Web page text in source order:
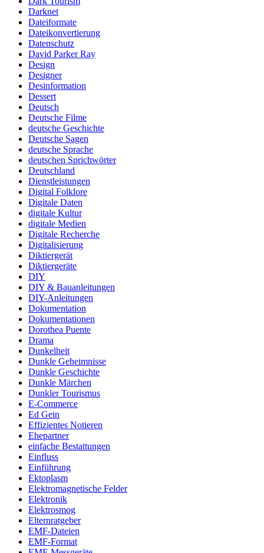
Darknet
Dateiformate
Dateikonvertierung
Datenschutz
David Parker Ray
Design
Designer
Desinformation
Dessert
Deutsch
Deutsche Filme
deutsche Geschichte
Deutsche Sagen
deutsche Sprache
deutschen Sprichwörter
Deutschland
Dienstleistungen
Digital Folklore
Digitale Daten
digitale Kultur
digitale Medien
Digitale Recherche
Digitalisierung
Diktiergerät
Diktiergeräte
DIY
DIY & Bauanleitungen
DIY-Anleitungen
Dokumentation
Dokumentationen
Dorothea Puente
Drama
Dunkelheit
Dunkle Geheimnisse
Dunkle Geschichte
Dunkle Märchen
Dunkler Tourismus
E-Commerce
Ed Gein
Effizientes Notieren
Ehepartner
einfache Bestattungen
Einfluss
Einführung
Ektoplasm
Elektromagnetische Felder
Elektronik
Elektrosmog
Elternratgeber
EMF-Dateien
EMF-Format